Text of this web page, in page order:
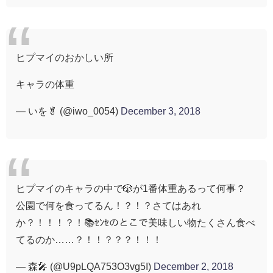
ヒプマイのおかしい所
キャラの体重
— いを🥬 (@iwo_0054) December 3, 2018
ヒプマイのキャラの中で🎲が1番体重あるって何事？
公園で何を食ってるん！？！？さてはあれ
か？！！！？！📚ｾﾝｾのとこで美味しい物たくさん食べ
てるのか……？！！？？？！！！
— 森🎤 (@U9pLQA753O3vg5I) December 2, 2018